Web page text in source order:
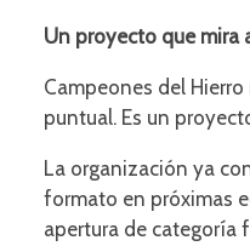
Un proyecto que mira
Campeones del
puntual. Es un
La organización ya
formato en próximas
apertura de categoría